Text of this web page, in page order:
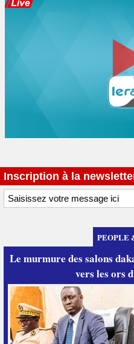
Inscription à la
PEOPLE
Le murmure des salons
vers les ors